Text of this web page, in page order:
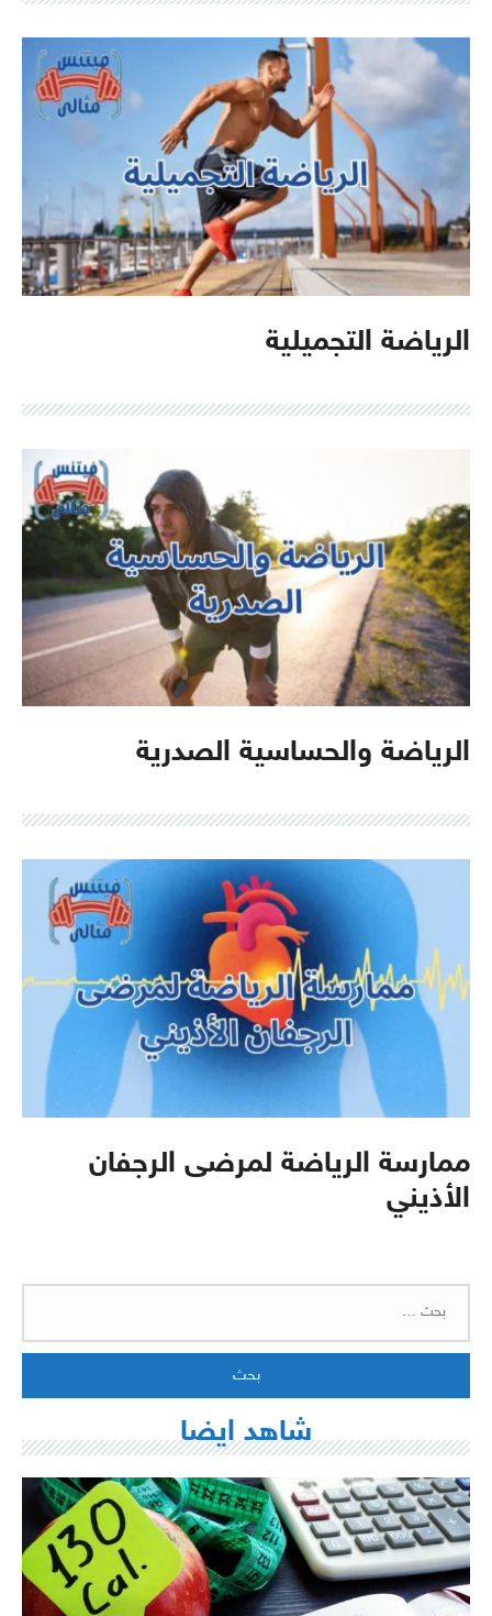
الرياضة التجميلية
الرياضة والحساسية الصدرية
ممارسة الرياضة لمرضى الرجفان
الأذيني
شاهد ايضا